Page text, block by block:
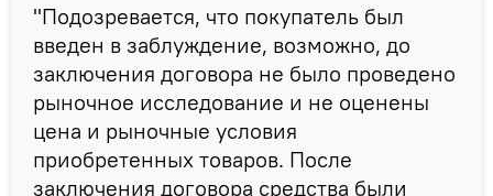
"Подозревается, что покупатель был
введен в заблуждение, возможно, до
заключения договора не было проведено
рыночное исследование и не оценены
цена и рыночные условия
приобретенных товаров. После
заключения договора средства были